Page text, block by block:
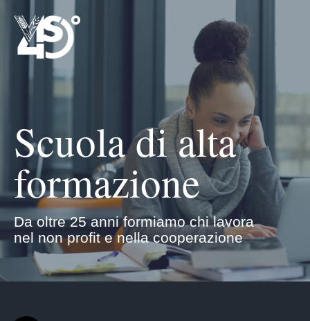
Scuola di alta
formazione
Da oltre 25 anni formiamo chi lavora
nel non profit e nella cooperazione